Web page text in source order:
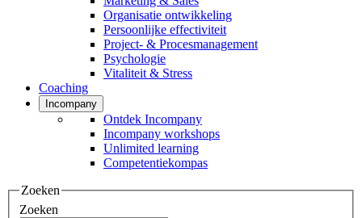
Organisatie ontwikkeling
Persoonlijke effectiviteit
Project- & Procesmanagement
Psychologie
Vitaliteit & Stress
Coaching
Incompany
Ontdek Incompany
Incompany workshops
Unlimited learning
Competentiekompas
Zoeken
Zoeken